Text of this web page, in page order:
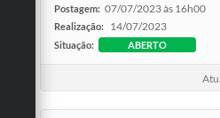
Postagem: 07/07/2023 às 16h00
Realização: 14/07/2023
Situação: ABERTO